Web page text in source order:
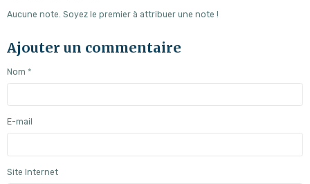
Aucune note. Soyez le premier à attribuer une note !
Ajouter un commentaire
Nom
E-mail
Site Internet